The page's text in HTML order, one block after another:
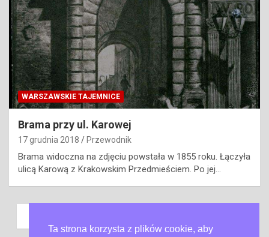
WARSZAWSKIE TAJEMNICE
Brama przy ul. Karowej
17 grudnia 2018 Przewodnik
Brama widoczna na zdjęciu powstała w 1855 roku. Łączyła
ulicą Karową z Krakowskim Przedmieściem. Po jej…
po
Ta strona korzysta z plików cookie, aby